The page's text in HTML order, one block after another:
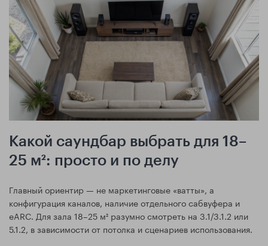
Какой саундбар выбрать для 18–
25 м²: просто и по делу
Главный ориентир — не маркетинговые «ватты», а
конфигурация каналов, наличие отдельного сабвуфера и
eARC. Для зала 18–25 м² разумно смотреть на 3.1/3.1.2 или
5.1.2, в зависимости от потолка и сценариев использования.